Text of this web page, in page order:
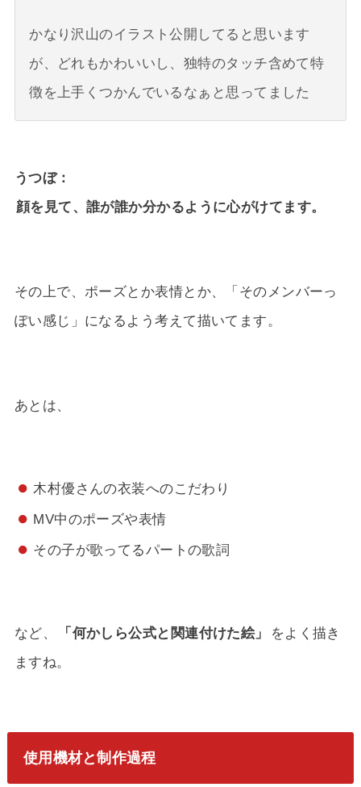
かなり沢山のイラスト公開してると思います
が、どれもかわいいし、独特のタッチ含めて特
徴を上手くつかんでいるなぁと思ってました
うつぼ
顔を見て、誰が誰か分かるように心がけてます。
その上で、ポーズとか表情とか、「そのメンバーっ
ぽい感じ」になるよう考えて描いてます。
あとは、
木村優さんの衣装へのこだわり
MV中のポーズや表情
その子が歌ってるパートの歌詞
など、 「何かしら公式と関連付けた絵」
をよく描き
ますね。
使用機材と制作過程